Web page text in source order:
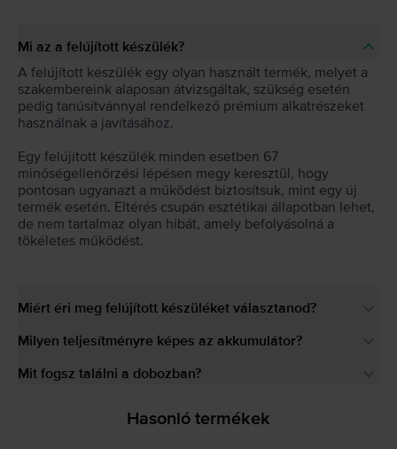
Mi az a felújított készülék?
A felújított készülék egy olyan használt termék, melyet a
szakembereink alaposan átvizsgáltak, szükség esetén
pedig tanúsítvánnyal rendelkező prémium alkatrészeket
használnak a javításához.
Egy felújított készülék minden esetben 67
minőségellenőrzési lépésen megy keresztül, hogy
pontosan ugyanazt a működést biztosítsuk, mint egy új
termék esetén. Eltérés csupán esztétikai állapotban lehet,
de nem tartalmaz olyan hibát, amely befolyásolná a
tökéletes működést.
Miért éri meg felújított készüléket választanod?
Milyen teljesítményre képes az akkumulátor?
Mit fogsz találni a dobozban?
Hasonló termékek